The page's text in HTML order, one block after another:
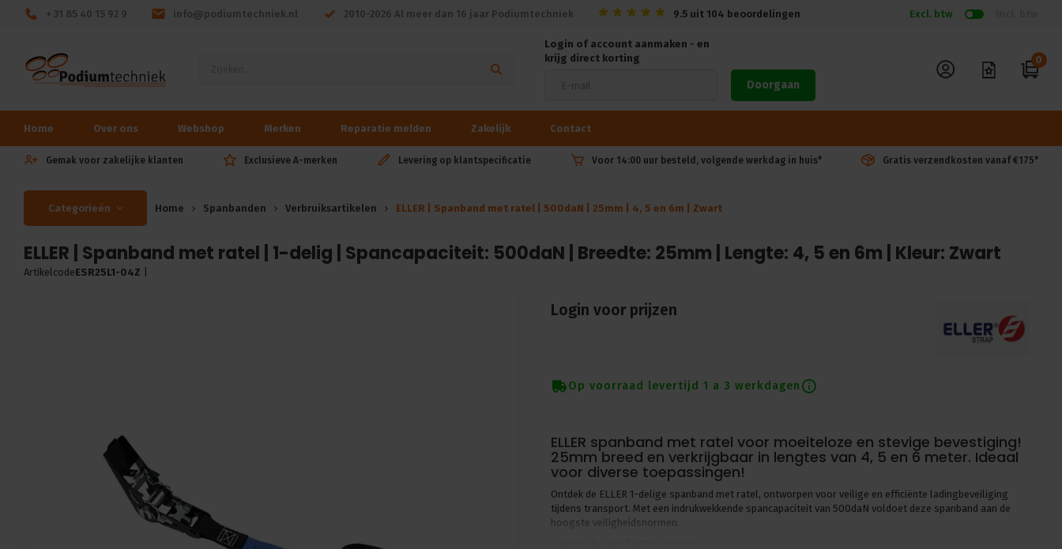
+ 31 85 40 15 92 9 info@podiumtechniek.nl 2010-2026 Al meer dan 16 jaar Podiumtechniek 9.5 uit 104 beoordelingen Excl. btw
Login of account aanmaken - en
krijg direct korting
Doorgaan
0
Home Over ons Webshop Merken Reparatie melden Zakelijk Contact
Gemak voor zakelijke klanten Exclusieve A-merken Levering op klantspecificatie Voor 14:00 uur besteld, volgende werkdag in huis* Gratis verzendkosten vanaf €175*
Categorieën Home Spanbanden Verbruiksartikelen ELLER | Spanband met ratel | 500daN | 25mm | 4, 5 en 6m | Zwart
ELLER | Spanband met ratel | 1-delig | Spancapaciteit: 500daN | Breedte: 25mm | Lengte: 4, 5 en 6m | Kleur: Zwart
ArtikelcodeESR25L1-04Z
Login voor prijzen
Op voorraad levertijd 1 a 3 werkdagen
ELLER spanband met ratel voor moeiteloze en stevige bevestiging!
25mm breed en verkrijgbaar in lengtes van 4, 5 en 6 meter. Ideaal
voor diverse toepassingen!
Ontdek de ELLER 1-delige spanband met ratel, ontworpen voor veilige en efficiënte ladingbeveiliging
tijdens transport. Met een indrukwekkende spancapaciteit van 500daN voldoet deze spanband aan de
hoogste veiligheidsnormen.